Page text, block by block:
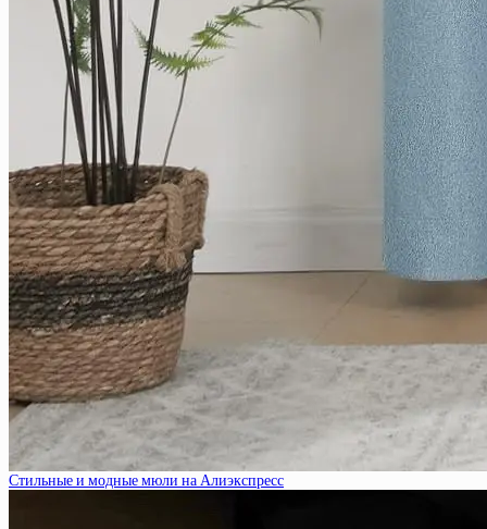
Стильные и модные мюли на Алиэкспресс